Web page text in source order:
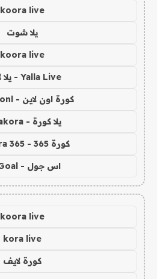
koora live
يلا شوت
koora live
Yalla Live - يلا لايف
كورة اون لاين - koora onl
يلا كورة - yallakora
كورة 365 - kooora 365
اس جول - AS Goal
koora live
kora live
كورة لايف